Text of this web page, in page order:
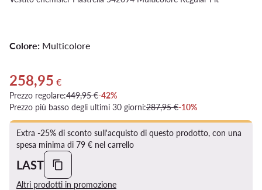
Colore: Multicolore
Prezzo attuale 258,95 €
258,95 €
Prezzo regolare:449,95 €-42%
Prezzo più basso degli ultimi 30 giorni:287,95 €-10%
Extra -25% di sconto sull'acquisto di questo prodotto, con una
spesa minima di 79 € nel carrello
LAST
Altri prodotti in promozione